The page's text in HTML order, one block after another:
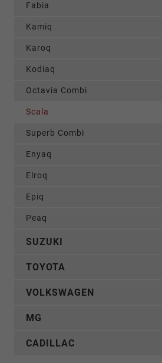
Fabia
Kamiq
Karoq
Kodiaq
Octavia Combi
Scala
Superb Combi
Enyaq
Elroq
Epiq
Peaq
SUZUKI
TOYOTA
VOLKSWAGEN
MG
CADILLAC